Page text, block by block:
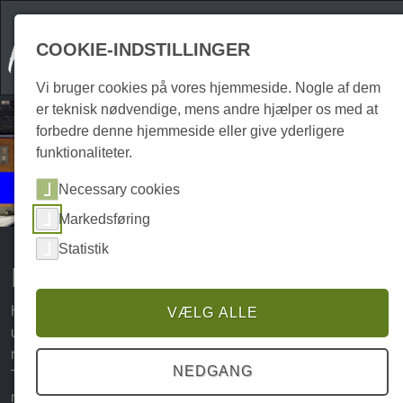
Events
Markeder
Markeder i Harzen
Harzen tilbyder turister, feriegæster og lokale et bredt
udvalg af markeder hele året rundt. Fra bjergbøndernes
markeder og julemarkeder til middelaldermarkeder -
Tysklands største lavfjeldsområde byder på talrige
muligheder for at nyde Harz' specialiteter. Ud over de
COOKIE-INDSTILLINGER
Vi bruger cookies på vores hjemmeside. Nogle af dem
er teknisk nødvendige, mens andre hjælper os med at
forbedre denne hjemmeside eller give yderligere
funktionaliteter.
Necessary cookies
Markedsføring
Statistik
VÆLG ALLE
NEDGANG